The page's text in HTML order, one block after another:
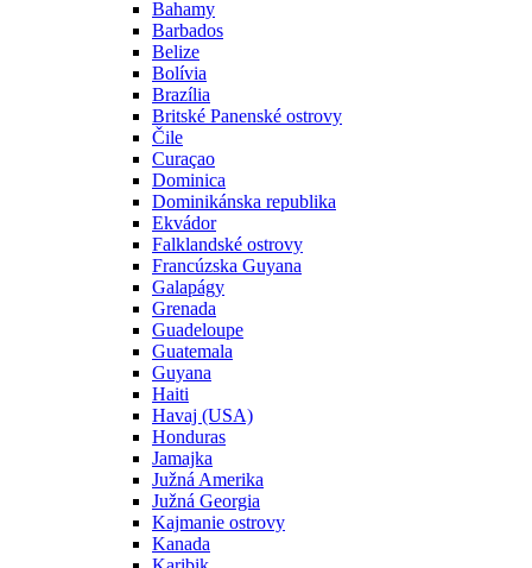
Bahamy
Barbados
Belize
Bolívia
Brazília
Britské Panenské ostrovy
Čile
Curaçao
Dominica
Dominikánska republika
Ekvádor
Falklandské ostrovy
Francúzska Guyana
Galapágy
Grenada
Guadeloupe
Guatemala
Guyana
Haiti
Havaj (USA)
Honduras
Jamajka
Južná Amerika
Južná Georgia
Kajmanie ostrovy
Kanada